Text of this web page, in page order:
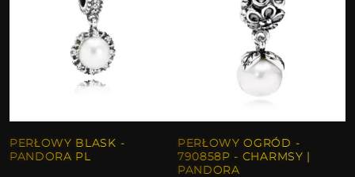
PERŁOWY BLASK -
PANDORA PL
PERŁOWY OGRÓD -
790858P - CHARMSY |
PANDORA